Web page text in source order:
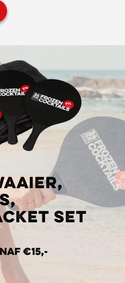
set
€15,-